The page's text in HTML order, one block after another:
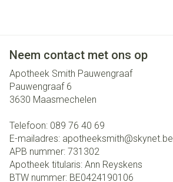
Neem contact met ons op
Apotheek Smith Pauwengraaf
Pauwengraaf 6
3630 Maasmechelen
Telefoon: 089 76 40 69
E-mailadres: apotheeksmith@skynet.be
APB nummer: 731302
Apotheek titularis: Ann Reyskens
BTW nummer: BE0424190106